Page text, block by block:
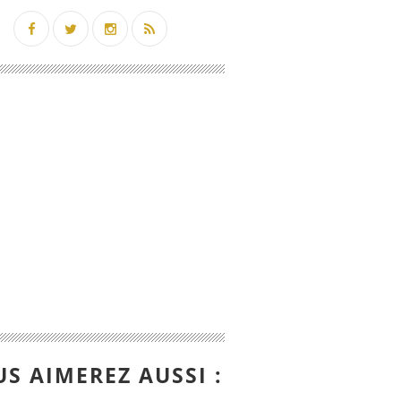
AIMEREZ AUSSI :